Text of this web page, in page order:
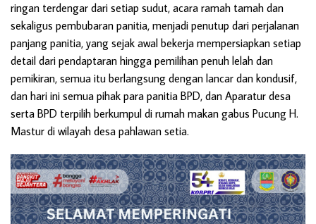
ringan terdengar dari setiap sudut, acara ramah tamah dan
sekaligus pembubaran panitia, menjadi penutup dari perjalanan
panjang panitia, yang sejak awal bekerja mempersiapkan setiap
detail dari pendaptaran hingga pemilihan penuh lelah dan
pemikiran, semua itu berlangsung dengan lancar dan kondusif,
dan hari ini semua pihak para panitia BPD, dan Aparatur desa
serta BPD terpilih berkumpul di rumah makan gabus Pucung H.
Mastur di wilayah desa pahlawan setia.